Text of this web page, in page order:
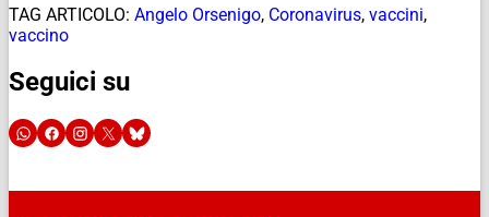
TAG ARTICOLO: Angelo Orsenigo, Coronavirus, vaccini,
vaccino
Seguici su